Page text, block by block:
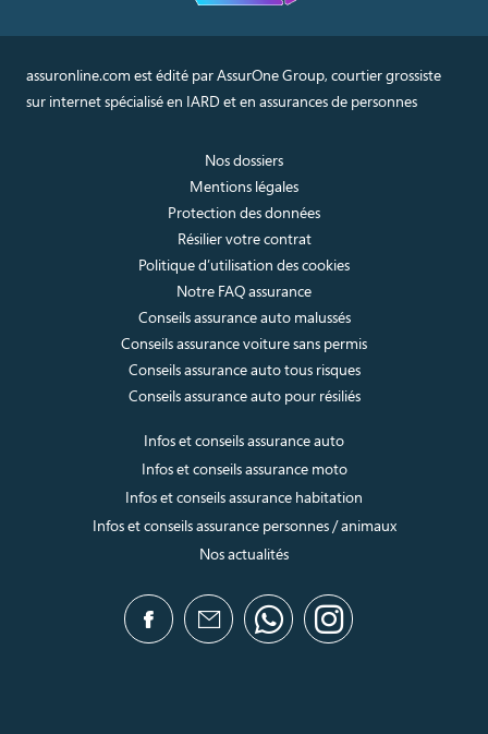
assuronline.com est édité par AssurOne Group, courtier grossiste
sur internet spécialisé en IARD et en assurances de personnes
Nos dossiers
Mentions légales
Protection des données
Résilier votre contrat
Politique d’utilisation des cookies
Notre FAQ assurance
Conseils assurance auto malussés
Conseils assurance voiture sans permis
Conseils assurance auto tous risques
Conseils assurance auto pour résiliés
Infos et conseils assurance auto
Infos et conseils assurance moto
Infos et conseils assurance habitation
Infos et conseils assurance personnes / animaux
Nos actualités